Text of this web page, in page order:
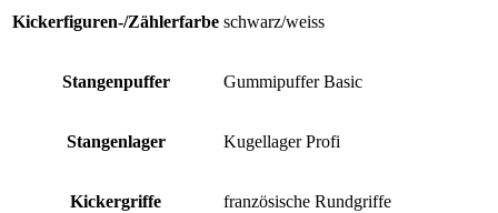
Kickerfiguren-/Zählerfarbe schwarz/weiss
Stangenpuffer Gummipuffer Basic
Stangenlager Kugellager Profi
Kickergriffe französische Rundgriffe